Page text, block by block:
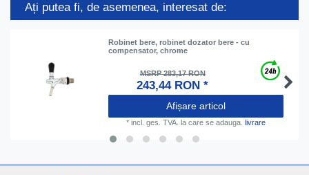
Ați putea fi, de asemenea, interesat de:
Robinet bere, robinet dozator bere - cu
compensator, chrome
MSRP 283,17 RON
243,44 RON *
Afișare articol
* incl. ges. TVA. la care se adauga. livrare